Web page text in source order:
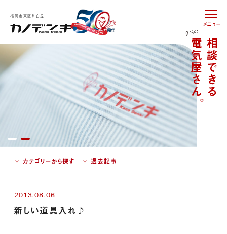
メニュー
福岡市東区和白丘
カテゴリーから探す 過去記事
2013.08.06
新しい道具入れ♪